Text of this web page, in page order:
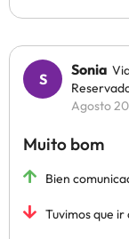
Sonia
Agosto
Muito bom
Bien
Tuvimos que